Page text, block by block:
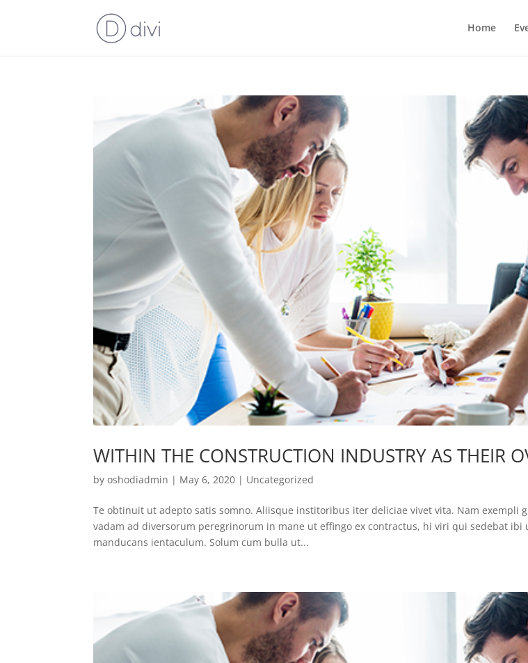
Home
WITHIN THE CONSTRUCTION INDUSTRY AS THEIR
byoshodiadmin | May 6, 2020 | Uncategorized
Te obtinuit ut adepto satis somno. Aliisque institoribus iter deliciae vivet vita. Nam exempli
vadam ad diversorum peregrinorum in mane ut effingo ex contractus, hi viri qui sedebat ibi
manducans ientaculum. Solum cum bulla ut...